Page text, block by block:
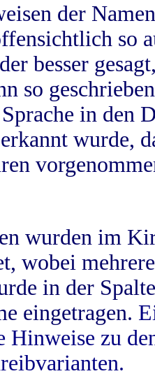
der
so
besser
so
in
wurde,
wurden im
wobei
in der
eingetragen.
Hinweise zu